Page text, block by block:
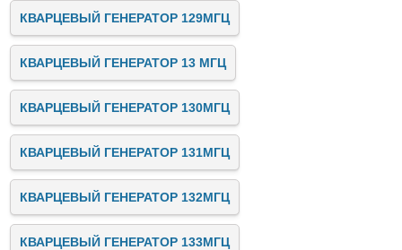
КВАРЦЕВЫЙ ГЕНЕРАТОР 129МГЦ
КВАРЦЕВЫЙ ГЕНЕРАТОР 13 МГЦ
КВАРЦЕВЫЙ ГЕНЕРАТОР 130МГЦ
КВАРЦЕВЫЙ ГЕНЕРАТОР 131МГЦ
КВАРЦЕВЫЙ ГЕНЕРАТОР 132МГЦ
КВАРЦЕВЫЙ ГЕНЕРАТОР 133МГЦ